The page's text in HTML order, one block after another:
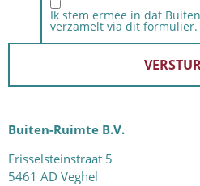
Ik stem ermee in dat
verzamelt via dit formulier.
Buiten-Ruimte B.V.
Frisselsteinstraat 5
5461 AD Veghel